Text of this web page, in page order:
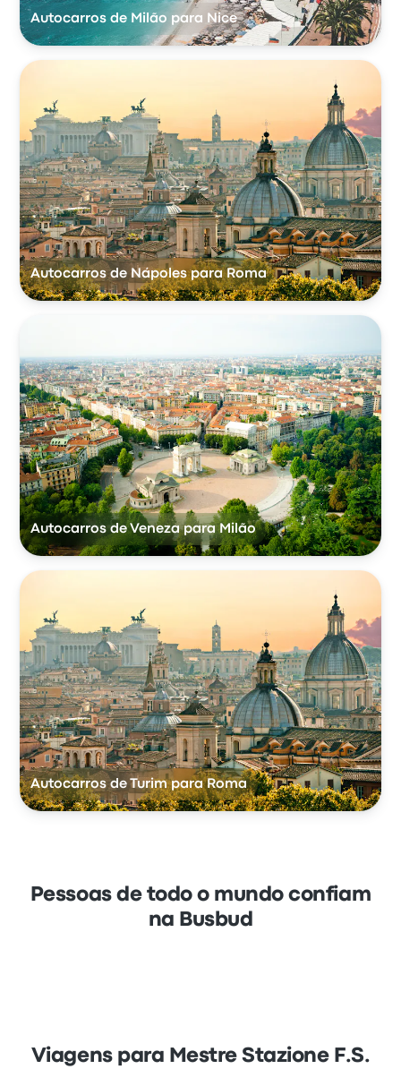
Autocarros de Milão para Nice
Autocarros de Nápoles para Roma
Autocarros de Veneza para Milão
Autocarros de Turim para Roma
Pessoas de todo o mundo confiam
na Busbud
Viagens para Mestre Stazione F.S.